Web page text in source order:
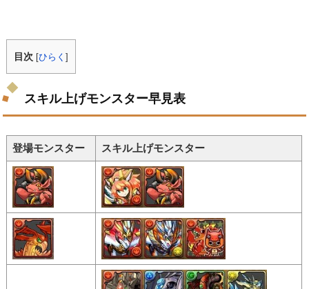
目次 [ひらく]
スキル上げモンスター早見表
登場モンスター スキル上げモンスター